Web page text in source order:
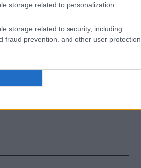
storage related to personalization.
storage related to security, including
fraud prevention, and other user protection.